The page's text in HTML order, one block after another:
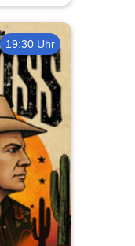
19:30 Uhr